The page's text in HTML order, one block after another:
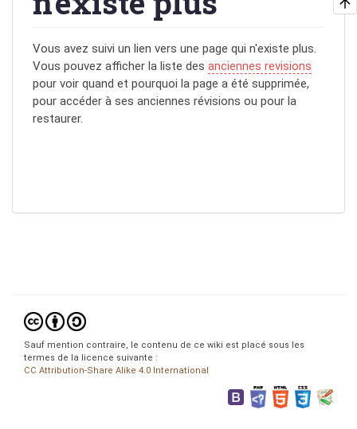
Vous avez suivi un lien vers une page qui n'existe plus.
Vous pouvez afficher la liste des anciennes revisions
pour voir quand et pourquoi la page a été supprimée,
pour accéder à ses anciennes révisions ou pour la
restaurer.
Sauf mention contraire, le contenu de ce wiki est placé sous les
termes de la licence suivante :
CC Attribution-Share Alike 4.0 International